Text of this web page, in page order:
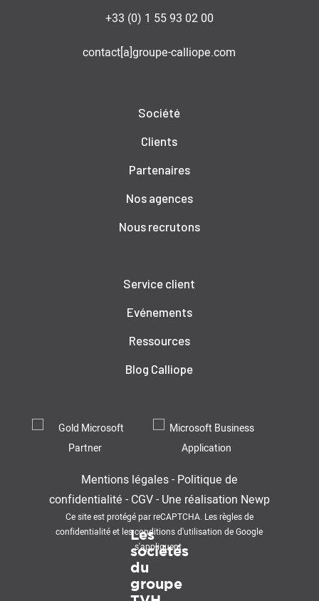
+33 (0) 1 55 93 02 00
contact[a]groupe-calliope.com
Société
Clients
Partenaires
Nos agences
Nous recrutons
Service client
Evénements
Ressources
Blog Calliope
Mentions légales- Politique de
confidentialité - CGV-Une réalisation Newp
Ce site est protégé par reCAPTCHA. Lesrègles de
confidentialitéet lesconditions d'utilisation de Google
s'appliquent.
Les
sociétés
du
groupe